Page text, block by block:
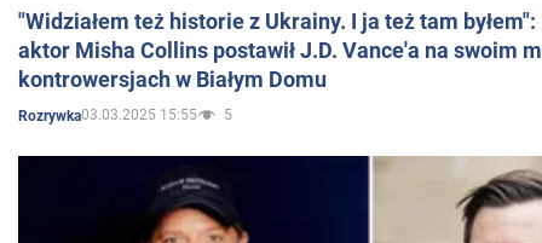
"Widziałem też historie z Ukrainy. I ja też tam
aktor Misha Collins postawił J.D. Vance'a na swoim
kontrowersjach w Białym Domu
Rozrywka03.03.2025 15:55 5